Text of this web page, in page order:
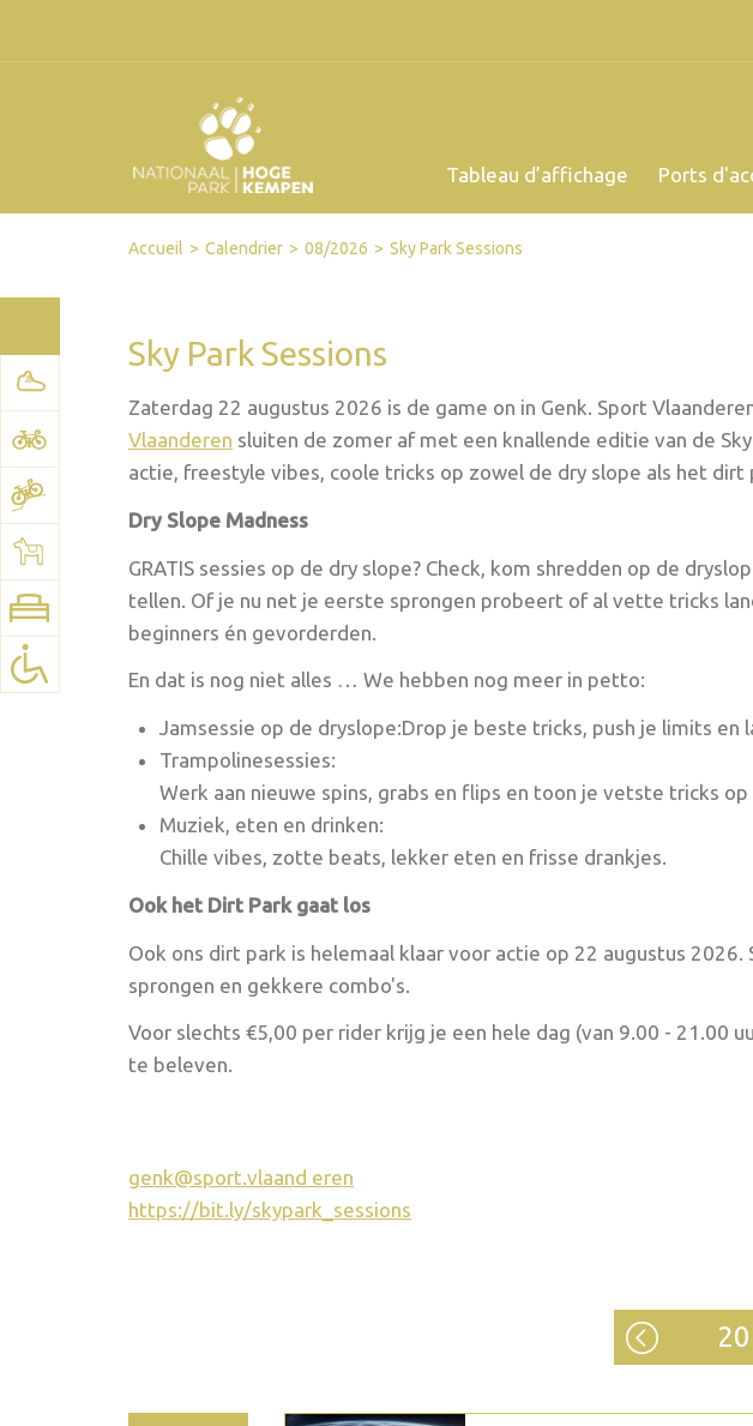
Tableau d’affichage Ports
Facebook
TwitterSend by email
Printer-friendly version
Accueil Calendrier 08/2026 Sky Park Sessions
Sky Park Sessions
Zaterdag 22 augustus 2026 is de game on in Genk. Sport
Vlaanderen sluiten de zomer af met een knallende editie van de Sky
actie, freestyle vibes, coole tricks op zowel de dry slope als het dirt
Dry Slope Madness
GRATIS sessies op de dry slope? Check, kom shredden op de
tellen. Of je nu net je eerste sprongen probeert of al vette tricks
beginners én gevorderden.
En dat is nog niet alles … We hebben nog meer in petto:
Jamsessie op de dryslope:Drop je beste tricks, push je limits en
Trampolinesessies:
Werk aan nieuwe spins, grabs en flips en toon je vetste tricks
Muziek, eten en drinken:
Chille vibes, zotte beats, lekker eten en frisse drankjes.
Ook het Dirt Park gaat los
Ook ons dirt park is helemaal klaar voor actie op 22 augustus
sprongen en gekkere combo's.
Voor slechts €5,00 per rider krijg je een hele dag (van 9.00 -
te beleven.
genk@sport.vlaand eren
https://bit.ly/skypark_sessions